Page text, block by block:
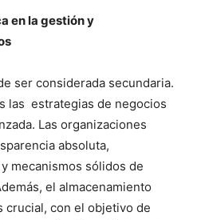
en la gestión y
ser considerada secundaria.
las estrategias de negocios
Las organizaciones
absoluta,
mecanismos sólidos de
el almacenamiento
crucial, con el objetivo de